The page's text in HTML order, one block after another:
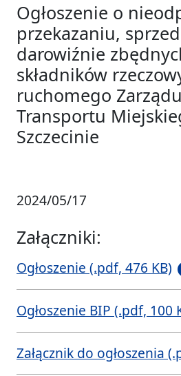
Ogłoszenie o
przekazaniu,
darowiźnie
składników
ruchomego
Transportu
Szczecinie
2024/05/17
Załączniki:
Ogłoszenie (.pdf, 476 KB)
Ogłoszenie BIP (.pdf, 100
Załącznik do ogłoszenia